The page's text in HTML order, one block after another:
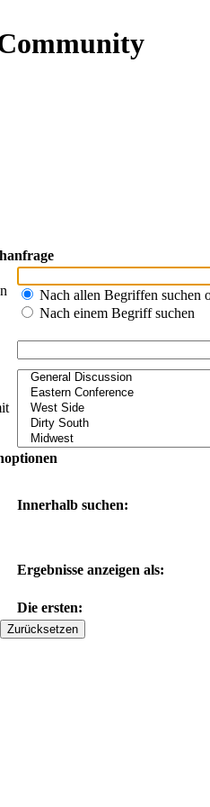
Nach allen Begriffen suchen
Nach einem Begriff suchen
Innerhalb suchen:
Ergebnisse anzeigen als:
Die ersten: